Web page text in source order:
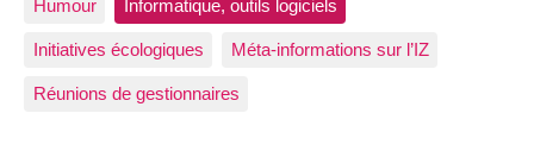
Humour Informatique, outils logiciels
Initiatives écologiques Méta-informations sur l’IZ
Réunions de gestionnaires